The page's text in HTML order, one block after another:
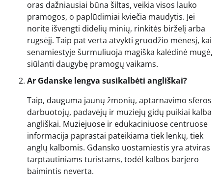
oras dažniausiai būna šiltas, veikia visos lauko
pramogos, o paplūdimiai kviečia maudytis. Jei
norite išvengti didelių minių, rinkitės birželį arba
rugsėjį. Taip pat verta atvykti gruodžio mėnesį, kai
senamiestyje šurmuliuoja magiška kalėdinė mugė,
siūlanti daugybę pramogų vaikams.
Ar Gdanske lengva susikalbėti angliškai?
Taip, dauguma jaunų žmonių, aptarnavimo sferos
darbuotojų, padavėjų ir muziejų gidų puikiai kalba
angliškai. Muziejuose ir edukaciniuose centruose
informacija paprastai pateikiama tiek lenkų, tiek
anglų kalbomis. Gdansko uostamiestis yra atviras
tarptautiniams turistams, todėl kalbos barjero
baimintis neverta.